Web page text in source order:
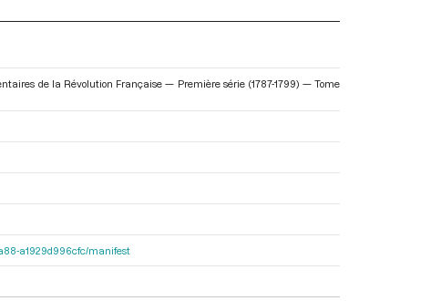
de la Révolution Française — Première série (1787-1799) — Tome
a1929d996cfc/manifest